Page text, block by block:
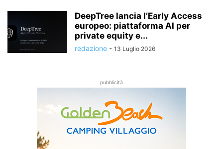
DeepTree lancia l’Early Access
europeo: piattaforma AI per
private equity e...
redazione - 13 Luglio 2026
pubblicità